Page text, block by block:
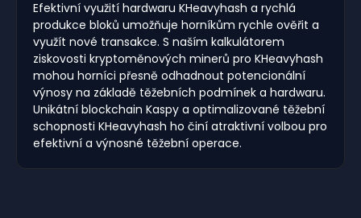
Efektivní využití hardwaru KHeavyhash a rychlá
produkce bloků umožňuje horníkům rychle ověřit a
využít nové transakce. S naším kalkulátorem
ziskovosti kryptoměnových minerů pro KHeavyhash
mohou horníci přesně odhadnout potencionální
výnosy na základě těžebních podmínek a hardwaru.
Unikátní blockchain Kaspy a optimalizované těžební
schopnosti KHeavyhash ho činí atraktivní volbou pro
efektivní a výnosné těžební operace.